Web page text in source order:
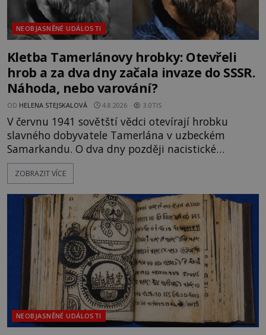
NEOBJASNĚNÉ UDÁLOSTI
Kletba Tamerlánovy hrobky: Otevřeli
hrob a za dva dny začala invaze do SSSR.
Náhoda, nebo varování?
OD HELENA STEJSKALOVÁ 4.8.2026 3.0TIS
V červnu 1941 sovětští vědci otevírají hrobku
slavného dobyvatele Tamerlána v uzbeckém
Samarkandu. O dva dny později nacistické
Německo zahajuje operaci Barbarossa a napadá
Sovětský svaz. Shoda dat je natolik zarážející, že se
na legendě něco pravdy, nebo jde jen o fascinující
souhru okolností? Když antropolog Michail
Gerasimov (1907-1970) a
ZOBRAZIT VÍCE
NEOBJASNĚNÉ UDÁLOSTI